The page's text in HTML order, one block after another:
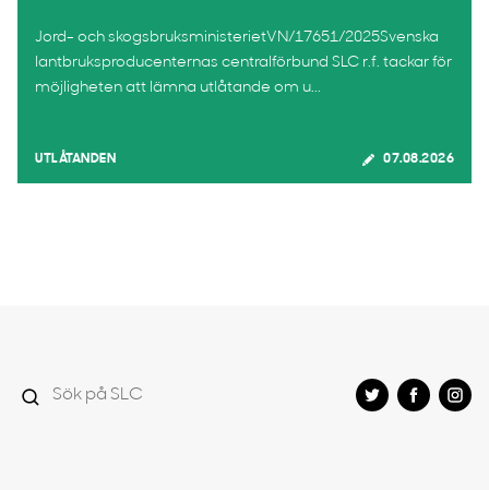
Jord- och skogsbruksministerietVN/17651/2025Svenska
lantbruksproducenternas centralförbund SLC r.f. tackar för
möjligheten att lämna utlåtande om u...
UTLÅTANDEN 07.08.2026